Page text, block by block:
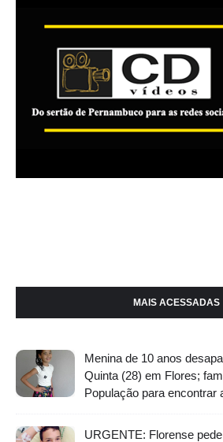
MAIS ACESSADAS
Menina de 10 anos
Quinta (28) em Flores;
População para encontrar
URGENTE: Florense